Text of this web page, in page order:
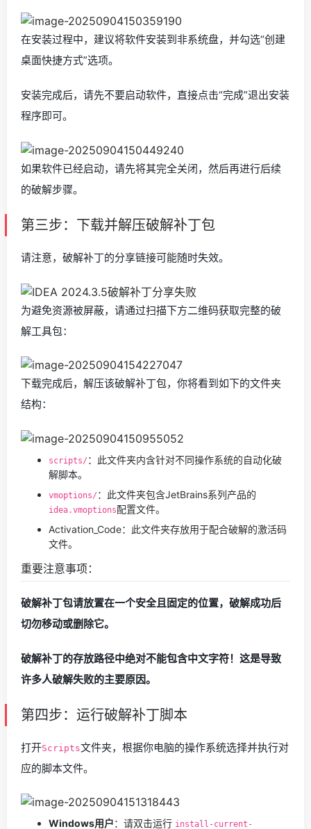
在安装过程中，建议将软件安装到非系统盘，并勾选“创建
桌面快捷方式”选项。
安装完成后，请先不要启动软件，直接点击“完成”退出安装
程序即可。
如果软件已经启动，请先将其完全关闭，然后再进行后续
的破解步骤。
第三步：下载并解压破解补丁包
请注意，破解补丁的分享链接可能随时失效。
为避免资源被屏蔽，请通过扫描下方二维码获取完整的破
解工具包：
下载完成后，解压该破解补丁包，你将看到如下的文件夹
结构：
scripts/ ：此文件夹内含针对不同操作系统的自动化破
解脚本。
vmoptions/ ：此文件夹包含JetBrains系列产品的
idea.vmoptions配置文件。
Activation_Code：此文件夹存放用于配合破解的激活码
文件。
重要注意事项：
破解补丁包请放置在一个安全且固定的位置，破解成功后
切勿移动或删除它。
破解补丁的存放路径中绝对不能包含中文字符！这是导致
许多人破解失败的主要原因。
第四步：运行破解补丁脚本
打开Scripts文件夹，根据你电脑的操作系统选择并执行对
应的脚本文件。
Windows用户：请双击运行 install-current-